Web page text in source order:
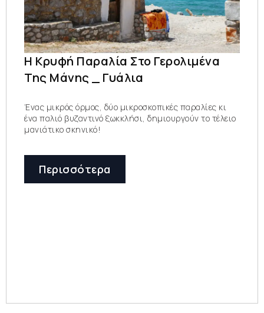
Η Κρυφή Παραλία Στο Γερολιμένα
Της Μάνης _ Γυάλια
Ένας μικρός όρμος, δύο μικροσκοπικές παραλίες κι
ένα παλιό βυζαντινό ξωκκλήσι, δημιουργούν το τέλειο
μανιάτικο σκηνικό!
Περισσότερα